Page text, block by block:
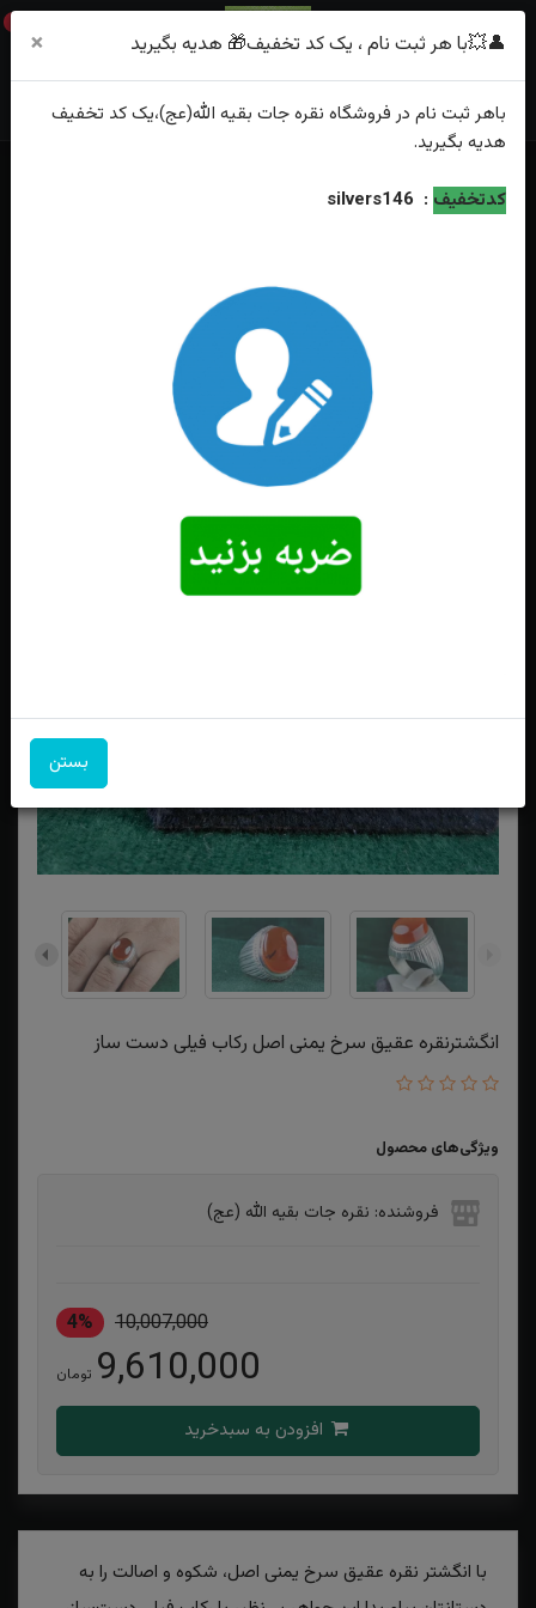
0
خانه
فهرست محصولات
انگشترنقره عقیق سرخ یمنی اصل رکاب فیلی دست ساز
انگشترنقره عقیق سرخ یمنی اصل رکاب فیلی دست ساز
ویژگی‌های محصول
فروشنده: نقره جات بقیه الله (عج)
10,007,000
4%
9,610,000 تومان
با انگشتر نقره عقیق سرخ یمنی اصل، شکوه و اصالت را به
👤💥با هر ثبت نام ، یک کد تخفیف🎁 هدیه بگیرید ×
باهر ثبت نام در فروشگاه نقره جات بقیه الله(عج)،یک کد تخفیف
هدیه بگیرید.
کدتخفیف :
silvers146
بستن